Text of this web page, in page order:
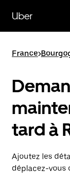
contenu
principal
Uber
France>
tard à
Ajoutez les
déplacez-vous